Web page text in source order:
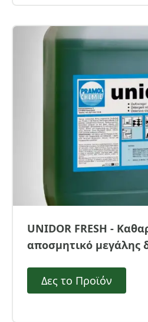
UNIDOR FRESH -
αποσμητικό μεγάλης
Δες το Προϊόν